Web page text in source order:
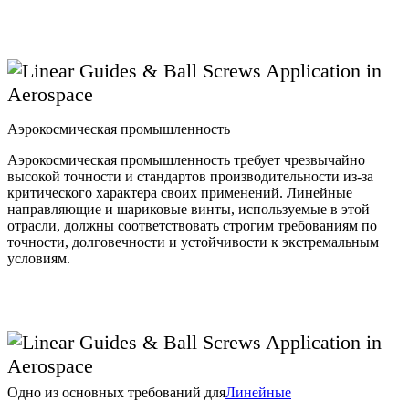
Аэрокосмическая промышленность
Аэрокосмическая промышленность требует чрезвычайно
высокой точности и стандартов производительности из-за
критического характера своих применений. Линейные
направляющие и шариковые винты, используемые в этой
отрасли, должны соответствовать строгим требованиям по
точности, долговечности и устойчивости к экстремальным
условиям.
Одно из основных требований дляЛинейные